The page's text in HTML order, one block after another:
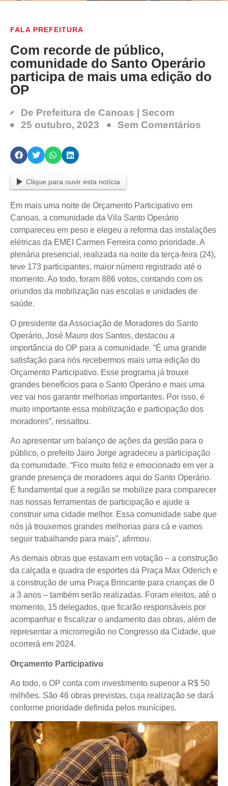
FALA PREFEITURA
Com recorde de público,
comunidade do Santo Operário
participa de mais uma edição do
OP
De Prefeitura de Canoas | Secom
25 outubro, 2023
Sem Comentários
Clique para ouvir esta notícia
Em mais uma noite de Orçamento Participativo em
Canoas, a comunidade da Vila Santo Operário
compareceu em peso e elegeu a reforma das instalações
elétricas da EMEI Carmen Ferreira como prioridade. A
plenária presencial, realizada na noite da terça-feira (24),
teve 173 participantes, maior número registrado até o
momento. Ao todo, foram 886 votos, contando com os
oriundos da mobilização nas escolas e unidades de
saúde.
O presidente da Associação de Moradores do Santo
Operário, José Mauro dos Santos, destacou a
importância do OP para a comunidade. “É uma grande
satisfação para nós recebermos mais uma edição do
Orçamento Participativo. Esse programa já trouxe
grandes benefícios para o Santo Operário e mais uma
vez vai nos garantir melhorias importantes. Por isso, é
muito importante essa mobilização e participação dos
moradores”, ressaltou.
Ao apresentar um balanço de ações da gestão para o
público, o prefeito Jairo Jorge agradeceu a participação
da comunidade. “Fico muito feliz e emocionado em ver a
grande presença de moradores aqui do Santo Operário.
É fundamental que a região se mobilize para comparecer
nas nossas ferramentas de participação e ajude a
construir uma cidade melhor. Essa comunidade sabe que
nós já trouxemos grandes melhorias para cá e vamos
seguir trabalhando para mais”, afirmou.
As demais obras que estavam em votação – a construção
da calçada e quadra de esportes da Praça Max Oderich e
a construção de uma Praça Brincante para crianças de 0
a 3 anos – também serão realizadas. Foram eleitos, até o
momento, 15 delegados, que ficarão responsáveis por
acompanhar e fiscalizar o andamento das obras, além de
representar a microrregião no Congresso da Cidade, que
ocorrerá em 2024.
Orçamento Participativo
Ao todo, o OP conta com investimento superior a R$ 50
milhões. São 46 obras previstas, cuja realização se dará
conforme prioridade definida pelos munícipes.